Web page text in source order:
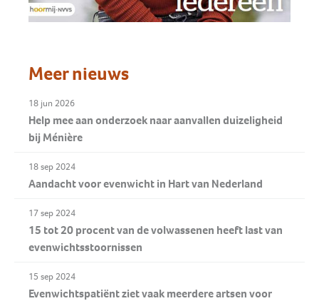
Meer nieuws
18 jun 2026
Help mee aan onderzoek naar aanvallen duizeligheid
bij Ménière
18 sep 2024
Aandacht voor evenwicht in Hart van Nederland
17 sep 2024
15 tot 20 procent van de volwassenen heeft last van
evenwichtsstoornissen
15 sep 2024
Evenwichtspatiënt ziet vaak meerdere artsen voor